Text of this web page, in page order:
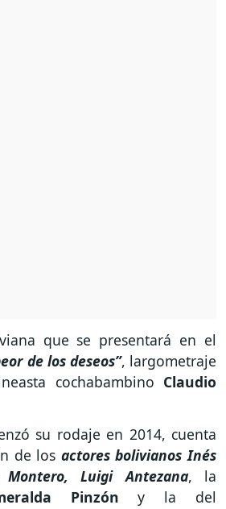
que se presentará en el
de los deseos”, largometraje
cochabambino Claudio
su rodaje en 2014, cuenta
de los actores bolivianos Inés
Luigi Antezana, la
Pinzón y la del